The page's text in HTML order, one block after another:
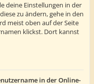
deine Einstellungen in der
zu ändern, gehe in den
meist oben auf der Seite
klickst. Dort kannst
in der Online-